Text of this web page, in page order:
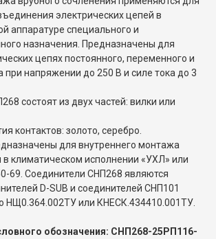
электрических цепей в
аппаратуре специального и
назначения. Предназначены для
цепях постоянного, переменного и
при напряжении до 250 В и силе тока до 3
состоят из двух частей: вилки или
контактов: золото, серебро.
для внутреннего монтажа
в климатическом исполнении «УХЛ» или
69. Соединители СНП268 являются
D-SUB и соединителей СНП101
НЩ0.364.002ТУ или КНЕСК.434410.001ТУ.
обозначения: СНП268-25РП116-